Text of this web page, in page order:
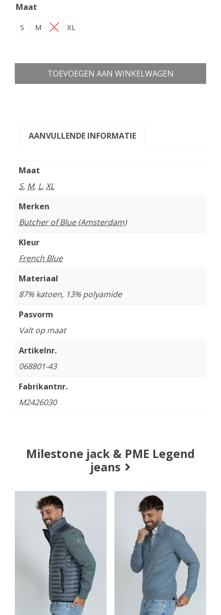
Maat
S M L XL
TOEVOEGEN AAN WINKELWAGEN
AANVULLENDE INFORMATIE
Maat
S, M, L,XL
Merken
Butcher of Blue (Amsterdam)
Kleur
French Blue
Materiaal
87% katoen, 13% polyamide
Pasvorm
Valt op maat
Artikelnr.
068801-43
Fabrikantnr.
M2426030
Milestone jack & PME Legend
jeans
Prijsklasse: €249,95 tot €269,95